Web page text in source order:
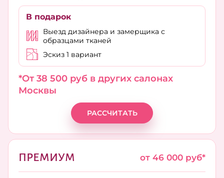
В подарок
Выезд дизайнера и замерщика с
образцами тканей
Эскиз 1 вариант
*От 38 500 руб в других салонах
Москвы
РАССЧИТАТЬ
ПРЕМИУМ от 46 000 руб*